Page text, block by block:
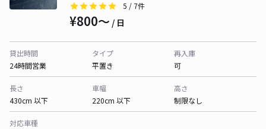
5 / 7件
¥800〜 / 日
貸出時間
24時間営業
タイプ
平置き
再入庫
可
長さ
430cm 以下
車幅
220cm 以下
高さ
制限なし
対応車種